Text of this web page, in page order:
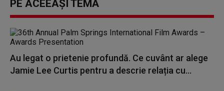
PE ACEEAȘI TEMĂ
Au legat o prietenie profundă. Ce cuvânt ar alege
Jamie Lee Curtis pentru a descrie relația cu...